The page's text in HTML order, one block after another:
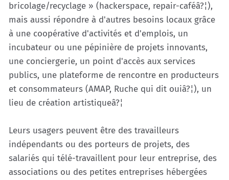
bricolage/recyclage » (hackerspace, repair-caféâ?¦),
mais aussi répondre à d'autres besoins locaux grâce
à une coopérative d'activités et d'emplois, un
incubateur ou une pépinière de projets innovants,
une conciergerie, un point d'accès aux services
publics, une plateforme de rencontre en producteurs
et consommateurs (AMAP, Ruche qui dit ouiâ?¦), un
lieu de création artistiqueâ?¦
Leurs usagers peuvent être des travailleurs
indépendants ou des porteurs de projets, des
salariés qui télé-travaillent pour leur entreprise, des
associations ou des petites entreprises hébergées